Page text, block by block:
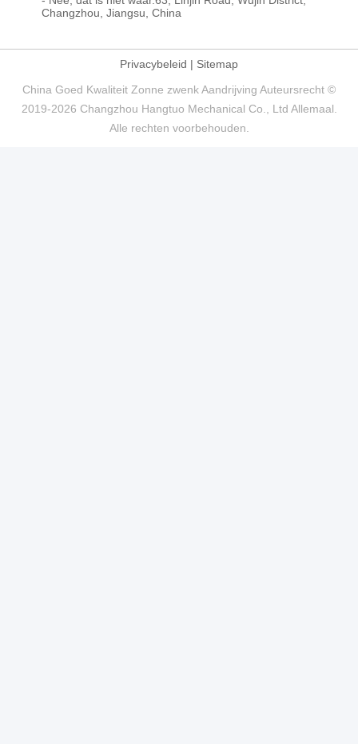
Changzhou, Jiangsu, China
Privacybeleid | Sitemap
China Goed Kwaliteit Zonne zwenk Aandrijving Auteursrecht ©
2019-2026 Changzhou Hangtuo Mechanical Co., Ltd Allemaal.
Alle rechten voorbehouden.